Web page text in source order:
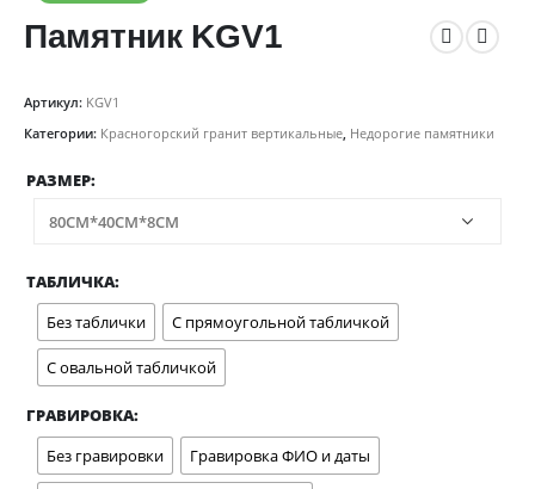
Памятник KGV1
Артикул: KGV1
Категории: Красногорский гранит вертикальные, Недорогие памятники
РАЗМЕР
ТАБЛИЧКА
Без таблички
С прямоугольной табличкой
С овальной табличкой
ГРАВИРОВКА
Без гравировки
Гравировка ФИО и даты